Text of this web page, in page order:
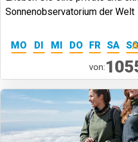
Sonnenobservatorium der Welt
MO DI MI DO FR SA
von: